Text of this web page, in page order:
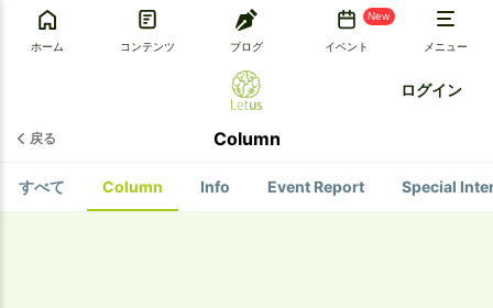
ホーム コンテンツ ブログ
New
イベント メニュー
ログイン
戻る Column
すべて Column Info Event Report Special